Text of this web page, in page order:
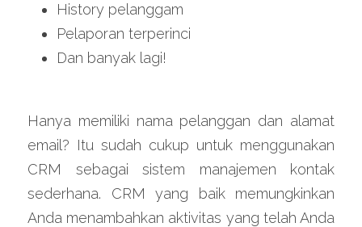
History pelanggam
Pelaporan terperinci
Dan banyak lagi!
Hanya memiliki nama pelanggan dan alamat
email? Itu sudah cukup untuk menggunakan
CRM sebagai sistem manajemen kontak
sederhana. CRM yang baik memungkinkan
Anda menambahkan aktivitas yang telah Anda